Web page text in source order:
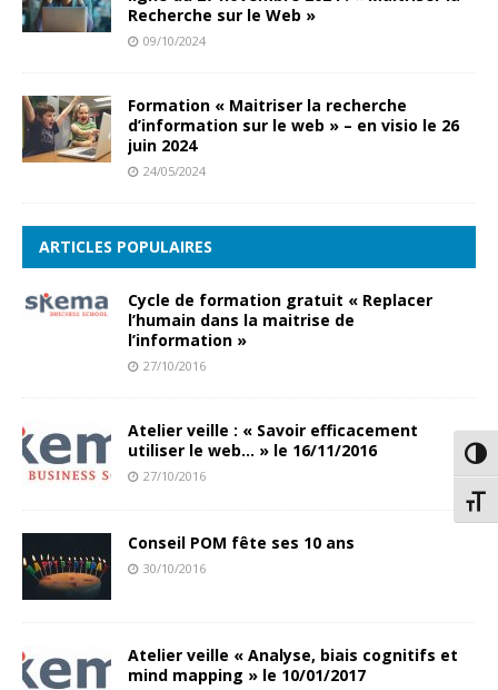
Recherche sur le Web »
09/10/2024
Formation « Maitriser la recherche
d’information sur le web » – en visio le 26
juin 2024
24/05/2024
ARTICLES POPULAIRES
Cycle de formation gratuit « Replacer
l’humain dans la maitrise de
l’information »
27/10/2016
Atelier veille : « Savoir efficacement
utiliser le web… » le 16/11/2016
27/10/2016
Conseil POM fête ses 10 ans
30/10/2016
Atelier veille « Analyse, biais cognitifs et
mind mapping » le 10/01/2017